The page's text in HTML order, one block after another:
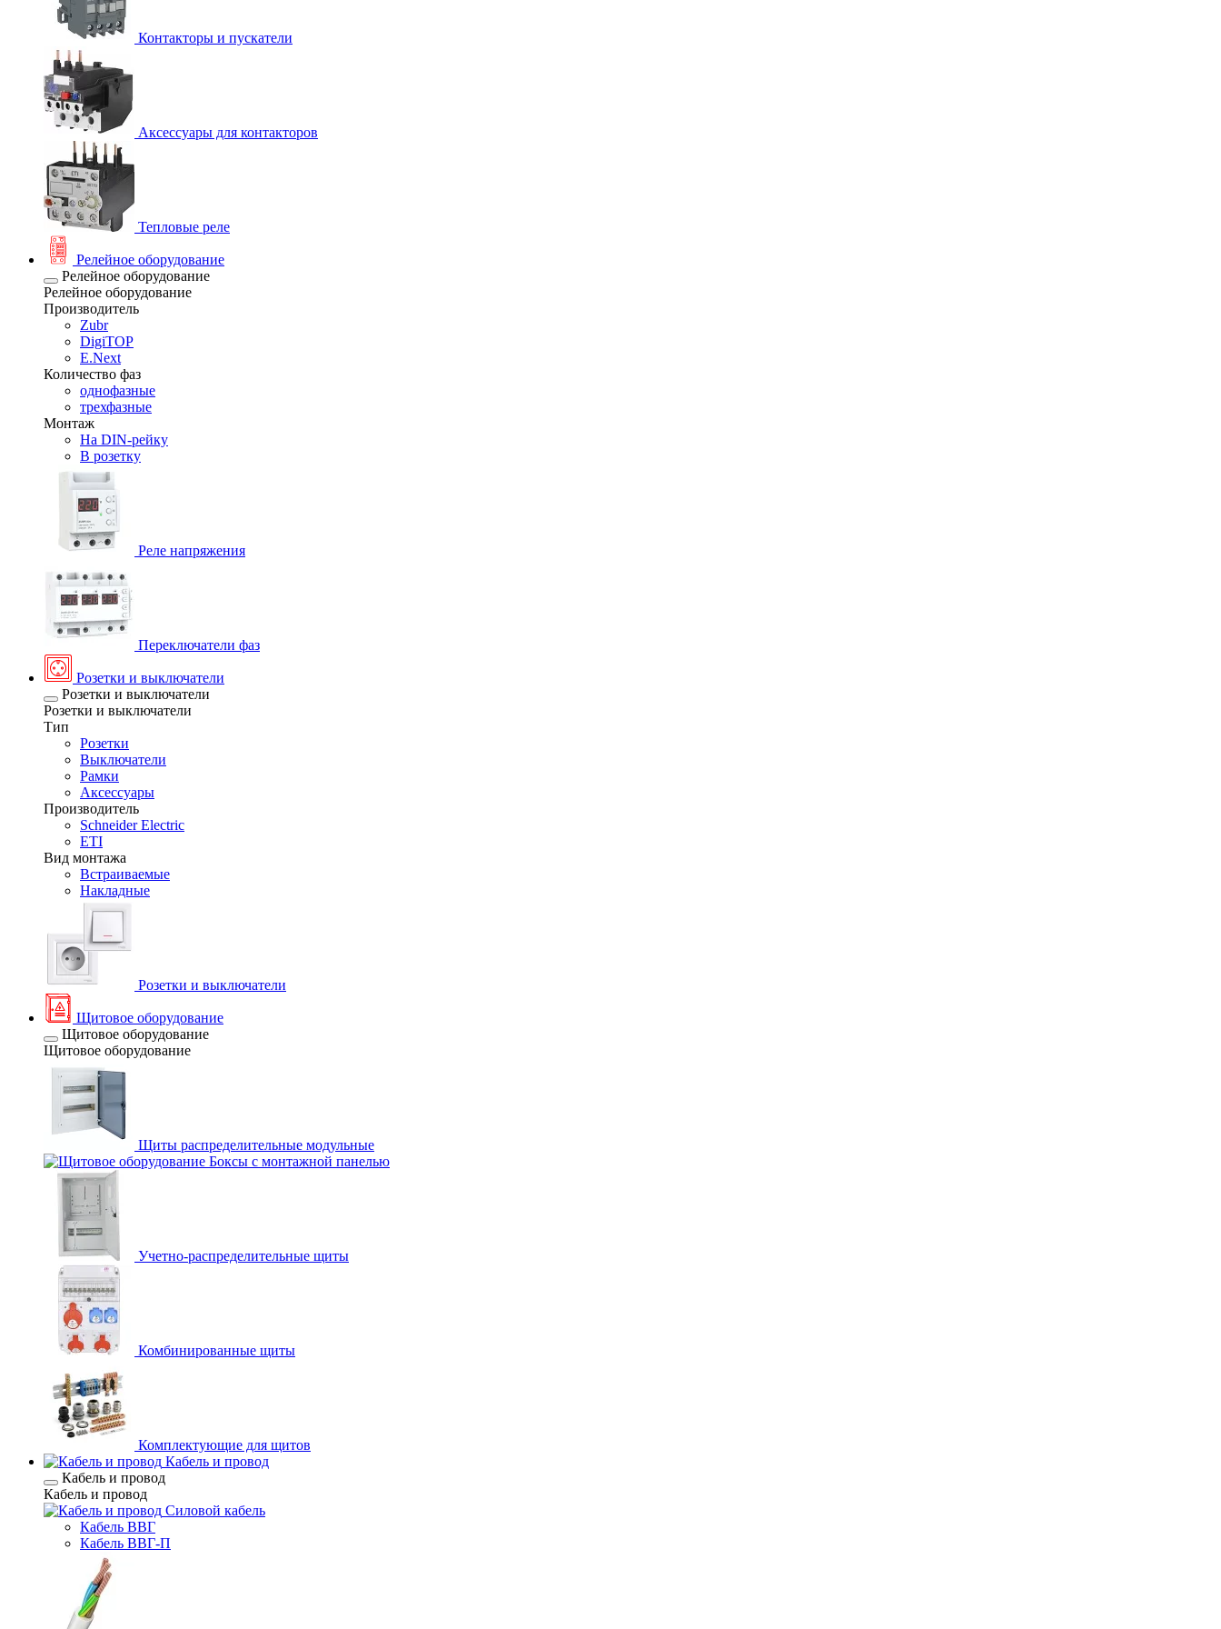
Контакторы и пускатели
Аксессуары для контакторов
Тепловые реле
Релейное оборудование
Релейное оборудование
Релейное оборудование
Производитель
Zubr
DigiTOP
E.Next
Количество фаз
однофазные
трехфазные
Монтаж
На DIN-рейку
В розетку
Реле напряжения
Переключатели фаз
Розетки и выключатели
Розетки и выключатели
Розетки и выключатели
Тип
Розетки
Выключатели
Рамки
Аксессуары
Производитель
Schneider Electric
ETI
Вид монтажа
Встраиваемые
Накладные
Розетки и выключатели
Щитовое оборудование
Щитовое оборудование
Щитовое оборудование
Щиты распределительные модульные
Боксы с монтажной панелью
Учетно-распределительные щиты
Комбинированные щиты
Комплектующие для щитов
Кабель и провод
Кабель и провод
Кабель и провод
Силовой кабель
Кабель ВВГ
Кабель ВВГ-П